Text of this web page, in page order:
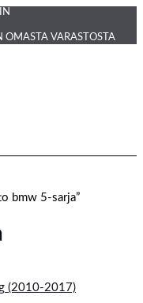
VARASTOSTA
bmw 5-sarja”